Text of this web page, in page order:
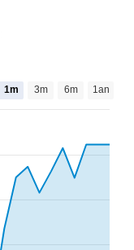
1m 3m 6m 1an